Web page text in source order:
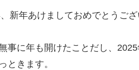
新年あけましておめでとうござ
事に年も開けたことだし、
ときます。